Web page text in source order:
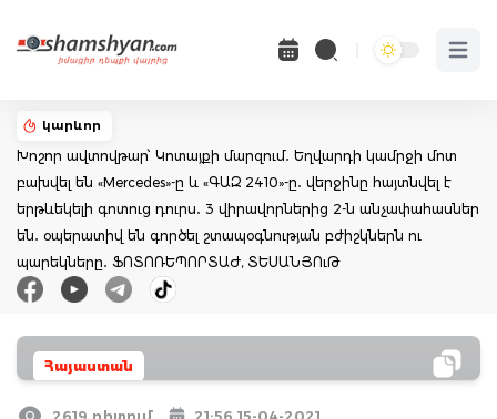
Open
կարևոր
Խոշոր ավտովթար՝ Կոտայքի մարզում․ Եղվարդի կամրջի մոտ
բախվել են «Mercedes»-ը և «ԳԱԶ 2410»-ը․ վերջինը հայտնվել է
երթևեկելի գոտուց դուրս․ 3 վիրավորներից 2-ն անչափահասներ
են․ օպերատիվ են գործել շտապօգնության բժիշկներն ու
պարեկները․ ՖՈՏՈՌԵՊՈՐՏԱԺ, ՏԵՍԱՆՅՈւԹ
Հայաստան
2619 դիտում 21:56 15-04-2021